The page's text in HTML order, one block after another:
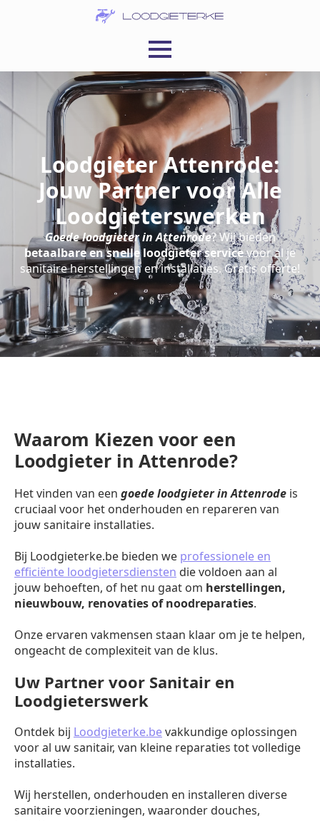
Loodgieter Attenrode:
Jouw Partner voor Alle
Loodgieterswerken
Goede loodgieter in Attenrode? Wij bieden
betaalbare en snelle loodgieter servicevoor al je
sanitaire herstellingen en installaties. Gratis offerte!
Waarom Kiezen voor een
Loodgieter in Attenrode?
Het vinden van een goede loodgieter in Attenrode is
cruciaal voor het onderhouden en repareren van
jouw sanitaire installaties.
Bij Loodgieterke.be bieden we professionele en
efficiënte loodgietersdiensten die voldoen aan al
jouw behoeften, of het nu gaat om herstellingen,
nieuwbouw, renovaties of noodreparaties.
Onze ervaren vakmensen staan klaar om je te helpen,
ongeacht de complexiteit van de klus.
Uw Partner voor Sanitair en
Loodgieterswerk
Ontdek bij Loodgieterke.bevakkundige oplossingen
voor al uw sanitair, van kleine reparaties tot volledige
installaties.
Wij herstellen, onderhouden en installeren diverse
sanitaire voorzieningen, waaronder douches,